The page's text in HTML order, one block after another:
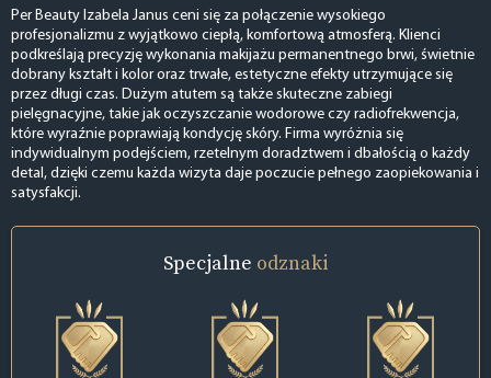
Per Beauty Izabela Janus ceni się za połączenie wysokiego
profesjonalizmu z wyjątkowo ciepłą, komfortową atmosferą. Klienci
podkreślają precyzję wykonania makijażu permanentnego brwi, świetnie
dobrany kształt i kolor oraz trwałe, estetyczne efekty utrzymujące się
przez długi czas. Dużym atutem są także skuteczne zabiegi
pielęgnacyjne, takie jak oczyszczanie wodorowe czy radiofrekwencja,
które wyraźnie poprawiają kondycję skóry. Firma wyróżnia się
indywidualnym podejściem, rzetelnym doradztwem i dbałością o każdy
detal, dzięki czemu każda wizyta daje poczucie pełnego zaopiekowania i
satysfakcji.
Specjalne odznaki